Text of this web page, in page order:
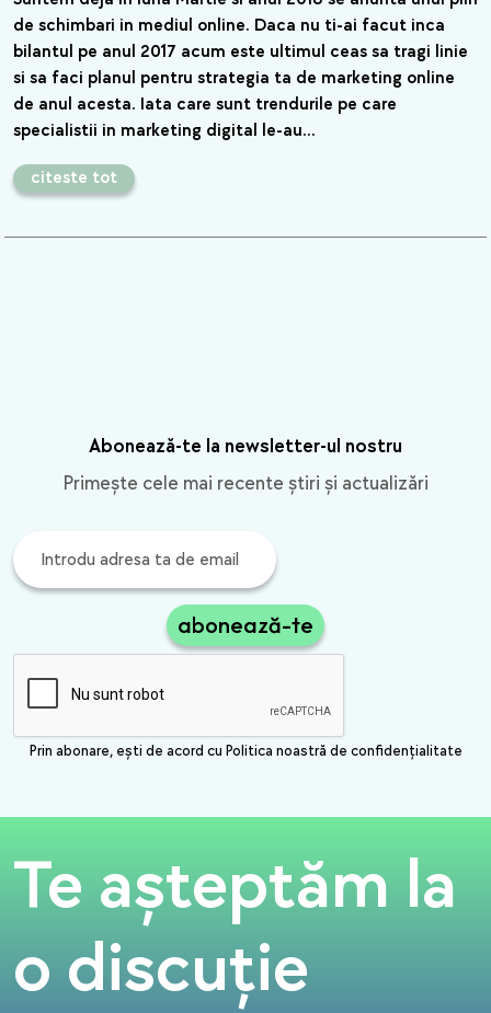
de schimbari in mediul online. Daca nu ti-ai facut inca
bilantul pe anul 2017 acum este ultimul ceas sa tragi linie
si sa faci planul pentru strategia ta de marketing online
de anul acesta. Iata care sunt trendurile pe care
specialistii in marketing digital le-au…
citeste tot
Abonează-te la newsletter-ul nostru
Primește cele mai recente știri și actualizări
abonează-te
Prin abonare, ești de acord cu Politica noastră de confidențialitate
Te așteptăm la
o discuție